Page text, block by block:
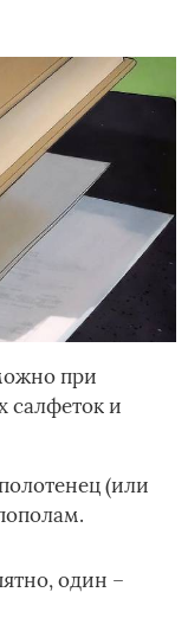
при
и
(или
один –